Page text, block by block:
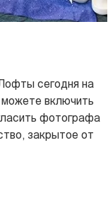
сегодня на
включить
фотографа
закрытое от